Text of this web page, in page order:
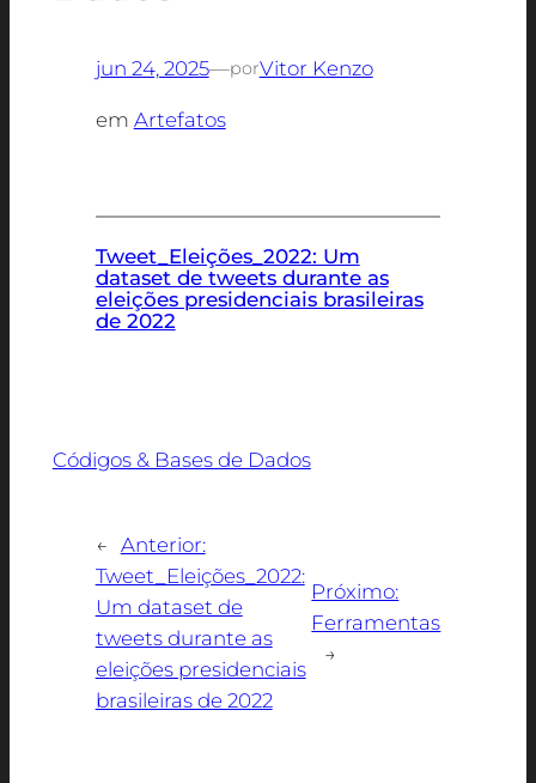
jun 24, 2025—porVitor Kenzo
em Artefatos
Tweet_Eleições_2022: Um
dataset de tweets durante as
eleições presidenciais brasileiras
de 2022
Códigos & Bases de Dados
← Anterior:
Tweet_Eleições_2022:
Um dataset de
tweets durante as
eleições presidenciais
brasileiras de 2022
Próximo:
Ferramentas
→